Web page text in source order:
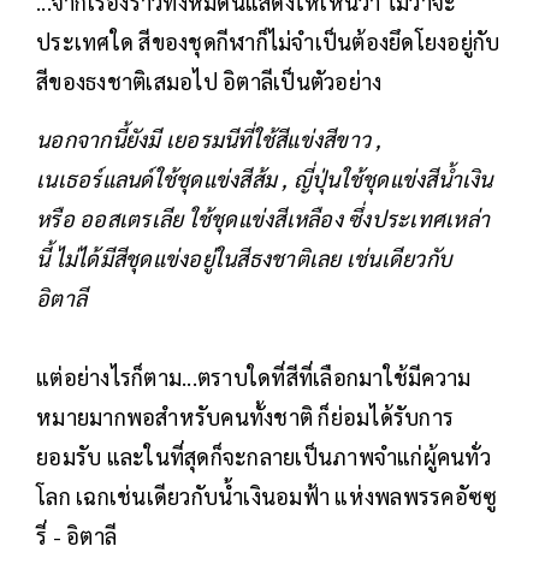
ประเทศใด สีของชุดกีฬาก็ไม่จำเป็นต้องยึดโยงอยู่กับ
สีของธงชาติเสมอไป อิตาลีเป็นตัวอย่าง
นอกจากนี้ยังมี เยอรมนีที่ใช้สีแข่งสีขาว ,
เนเธอร์แลนด์ใช้ชุดแข่งสีส้ม , ญี่ปุ่นใช้ชุดแข่งสีน้ำเงิน
หรือ ออสเตรเลีย ใช้ชุดแข่งสีเหลือง ซึ่งประเทศเหล่า
นี้ ไม่ได้มีสีชุดแข่งอยู่ในสีธงชาติเลย เช่นเดียวกับ
อิตาลี
แต่อย่างไรก็ตาม...ตราบใดที่สีที่เลือกมาใช้มีความ
หมายมากพอสำหรับคนทั้งชาติ ก็ย่อมได้รับการ
ยอมรับ และในที่สุดก็จะกลายเป็นภาพจำแก่ผู้คนทั่ว
โลก เฉกเช่นเดียวกับน้ำเงินอมฟ้า แห่งพลพรรคอัซซู
รี่ - อิตาลี